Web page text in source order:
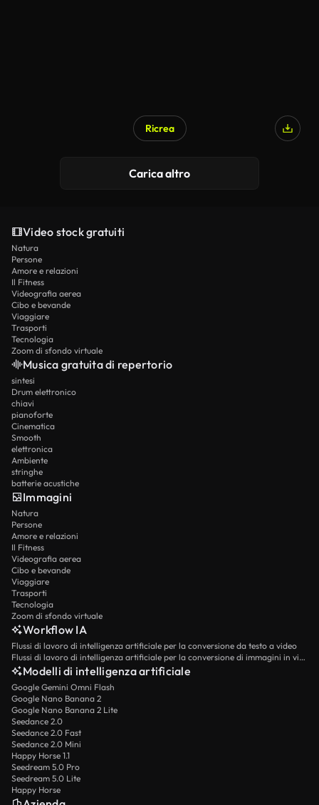
Ricrea
Carica altro
Video stock gratuiti
Natura
Persone
Amore e relazioni
Il Fitness
Videografia aerea
Cibo e bevande
Viaggiare
Trasporti
Tecnologia
Zoom di sfondo virtuale
Musica gratuita di repertorio
sintesi
Drum elettronico
chiavi
pianoforte
Cinematica
Smooth
elettronica
Ambiente
stringhe
batterie acustiche
Immagini
Natura
Persone
Amore e relazioni
Il Fitness
Videografia aerea
Cibo e bevande
Viaggiare
Trasporti
Tecnologia
Zoom di sfondo virtuale
Workflow IA
Flussi di lavoro di intelligenza artificiale per la conversione da testo a video
Flussi di lavoro di intelligenza artificiale per la conversione di immagini in video
Modelli di intelligenza artificiale
Google Gemini Omni Flash
Google Nano Banana 2
Google Nano Banana 2 Lite
Seedance 2.0
Seedance 2.0 Fast
Seedance 2.0 Mini
Happy Horse 1.1
Seedream 5.0 Pro
Seedream 5.0 Lite
Happy Horse